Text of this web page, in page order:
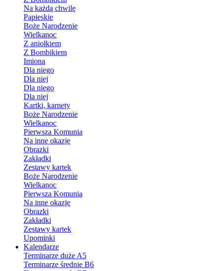
Na każdą chwilę
Papieskie
Boże Narodzenie
Wielkanoc
Z aniołkiem
Z Bombikiem
Imiona
Dla niego
Dla niej
Dla niego
Dla niej
Kartki, karnety
Boże Narodzenie
Wielkanoc
Pierwsza Komunia
Na inne okazje
Obrazki
Zakładki
Zestawy kartek
Boże Narodzenie
Wielkanoc
Pierwsza Komunia
Na inne okazje
Obrazki
Zakładki
Zestawy kartek
Upominki
Kalendarze
Terminarze duże A5
Terminarze średnie B6